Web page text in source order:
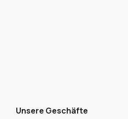
Unsere Geschäfte